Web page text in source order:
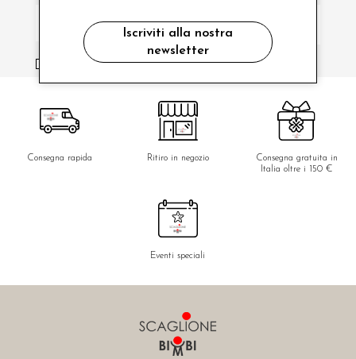
ho letto ed accettato le condizioni sulla privacy.
Consegna rapida Ritiro in negozio
Consegna gratuita in
Italia oltre i 150 €
Eventi speciali
Iscriviti alla nostra
newsletter